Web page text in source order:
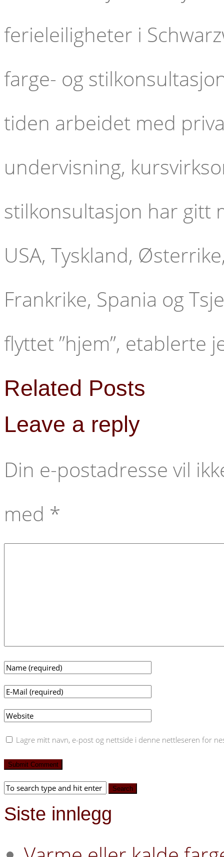
ferieleiligheter i
farge- og
tiden arbeidet med
undervisning,
stilkonsultasjon har gitt
USA, Tyskland,
Frankrike, Spania og
flyttet ”hjem”, etablerte
Related Posts
Leave a reply
Din e-postadresse vil
med *
Lagre mitt navn, e-post og nettside i denne nettleseren for
Siste innlegg